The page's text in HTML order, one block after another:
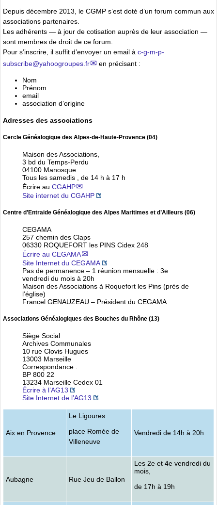
Depuis décembre 2013, le CGMP s’est doté d’un forum commun aux
associations partenaires.
Les adhérents — à jour de cotisation auprès de leur association —
sont membres de droit de ce forum.
Pour s’inscrire, il suffit d’envoyer un email à c-g-m-p-
subscribe@yahoogroupes.fr en précisant :
Nom
Prénom
email
association d’origine
Adresses des associations
Cercle Généalogique des Alpes-de-Haute-Provence (04)
Maison des Associations,
3 bd du Temps-Perdu
04100 Manosque
Tous les samedis , de 14 h à 17 h
Écrire au CGAHP
Site internet du CGAHP
Centre d’Entraide Généalogique des Alpes Maritimes et d’Ailleurs (06)
CEGAMA
257 chemin des Claps
06330 ROQUEFORT les PINS Cidex 248
Écrire au CEGAMA
Site Internet du CEGAMA
Pas de permanence – 1 réunion mensuelle : 3e
vendredi du mois à 20h
Maison des Associations à Roquefort les Pins (près de
l’église)
Francel GENAUZEAU – Président du CEGAMA
Associations Généalogiques des Bouches du Rhône (13)
Siège Social
Archives Communales
10 rue Clovis Hugues
13003 Marseille
Correspondance :
BP 800 22
13234 Marseille Cedex 01
Écrire à l’AG13
Site Internet de l’AG13
Aix en Provence
Le Ligoures
place Romée de
Villeneuve
Vendredi de 14h à 20h
Aubagne Rue Jeu de Ballon
Les 2e et 4e vendredi du
mois,
de 17h à 19h